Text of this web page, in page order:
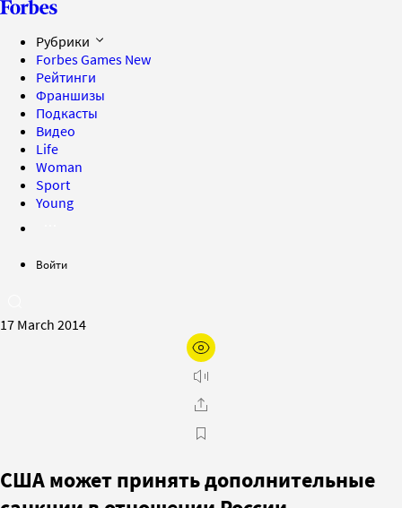
Рубрики
Forbes Games New
Рейтинги
Франшизы
Подкасты
Видео
Life
Woman
Sport
Young
Войти
17 March 2014
США может принять дополнительные